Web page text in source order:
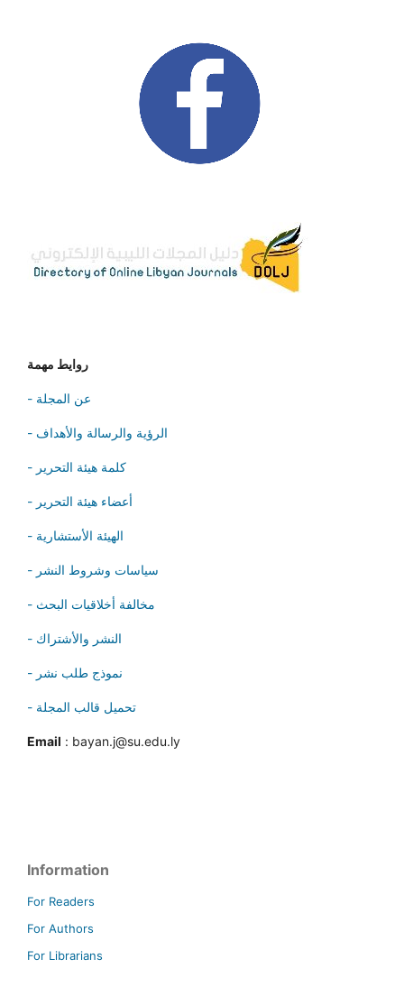
- عن المجلة
- الرؤية والرسالة والأهداف
- كلمة هيئة التحرير
- أعضاء هيئة التحرير
- الهيئة الأستشارية
- سياسات وشروط النشر
- مخالفة أخلاقيات البحث
- النشر والأشتراك
- نموذج طلب نشر
- تحميل قالب المجلة
Email : bayan.j@su.edu.ly
Information
For Readers
For Authors
For Librarians